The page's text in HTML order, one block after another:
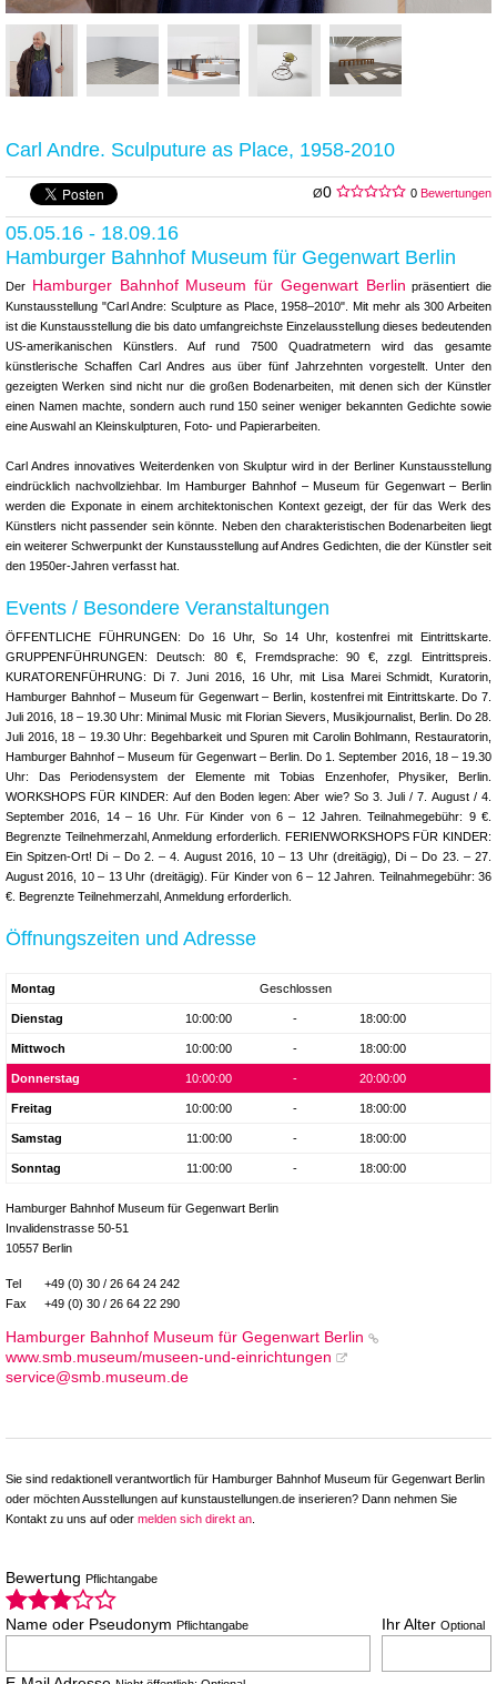
Carl Andre. Sculputure as Place, 1958-2010
Ø0 0 Bewertungen
05.05.16 - 18.09.16
Hamburger Bahnhof Museum für Gegenwart Berlin
Der Hamburger Bahnhof Museum für Gegenwart Berlin präsentiert die
Kunstausstellung "Carl Andre: Sculpture as Place, 1958–2010". Mit mehr als 300 Arbeiten
ist die Kunstausstellung die bis dato umfangreichste Einzelausstellung dieses bedeutenden
US-amerikanischen Künstlers. Auf rund 7500 Quadratmetern wird das gesamte
künstlerische Schaffen Carl Andres aus über fünf Jahrzehnten vorgestellt. Unter den
gezeigten Werken sind nicht nur die großen Bodenarbeiten, mit denen sich der Künstler
einen Namen machte, sondern auch rund 150 seiner weniger bekannten Gedichte sowie
eine Auswahl an Kleinskulpturen, Foto- und Papierarbeiten.
Carl Andres innovatives Weiterdenken von Skulptur wird in der Berliner Kunstausstellung
eindrücklich nachvollziehbar. Im Hamburger Bahnhof – Museum für Gegenwart – Berlin
werden die Exponate in einem architektonischen Kontext gezeigt, der für das Werk des
Künstlers nicht passender sein könnte. Neben den charakteristischen Bodenarbeiten liegt
ein weiterer Schwerpunkt der Kunstausstellung auf Andres Gedichten, die der Künstler seit
den 1950er-Jahren verfasst hat.
Events / Besondere Veranstaltungen
ÖFFENTLICHE FÜHRUNGEN: Do 16 Uhr, So 14 Uhr, kostenfrei mit Eintrittskarte.
GRUPPENFÜHRUNGEN: Deutsch: 80 €, Fremdsprache: 90 €, zzgl. Eintrittspreis.
KURATORENFÜHRUNG: Di 7. Juni 2016, 16 Uhr, mit Lisa Marei Schmidt, Kuratorin,
Hamburger Bahnhof – Museum für Gegenwart – Berlin, kostenfrei mit Eintrittskarte. Do 7.
Juli 2016, 18 – 19.30 Uhr: Minimal Music mit Florian Sievers, Musikjournalist, Berlin. Do 28.
Juli 2016, 18 – 19.30 Uhr: Begehbarkeit und Spuren mit Carolin Bohlmann, Restauratorin,
Hamburger Bahnhof – Museum für Gegenwart – Berlin. Do 1. September 2016, 18 – 19.30
Uhr: Das Periodensystem der Elemente mit Tobias Enzenhofer, Physiker, Berlin.
WORKSHOPS FÜR KINDER: Auf den Boden legen: Aber wie? So 3. Juli / 7. August / 4.
September 2016, 14 – 16 Uhr. Für Kinder von 6 – 12 Jahren. Teilnahmegebühr: 9 €.
Begrenzte Teilnehmerzahl, Anmeldung erforderlich. FERIENWORKSHOPS FÜR KINDER:
Ein Spitzen-Ort! Di – Do 2. – 4. August 2016, 10 – 13 Uhr (dreitägig), Di – Do 23. – 27.
August 2016, 10 – 13 Uhr (dreitägig). Für Kinder von 6 – 12 Jahren. Teilnahmegebühr: 36
€. Begrenzte Teilnehmerzahl, Anmeldung erforderlich.
Öffnungszeiten und Adresse
Montag Geschlossen
Dienstag 10:00:00 - 18:00:00
Mittwoch 10:00:00 - 18:00:00
Donnerstag 10:00:00 - 20:00:00
Freitag 10:00:00 - 18:00:00
Samstag 11:00:00 - 18:00:00
Sonntag 11:00:00 - 18:00:00
Hamburger Bahnhof Museum für Gegenwart Berlin
Invalidenstrasse 50-51
10557 Berlin
Tel
+49 (0) 30 / 26 64 24 242
Fax
+49 (0) 30 / 26 64 22 290
Hamburger Bahnhof Museum für Gegenwart Berlin
www.smb.museum/museen-und-einrichtungen
service@smb.museum.de
Sie sind redaktionell verantwortlich für Hamburger Bahnhof Museum für Gegenwart Berlin
oder möchten Ausstellungen auf kunstaustellungen.de inserieren? Dann nehmen Sie
Kontakt zu uns auf oder melden sich direkt an
Bewertung Pflichtangabe
Name oder Pseudonym Pflichtangabe Ihr Alter Optional